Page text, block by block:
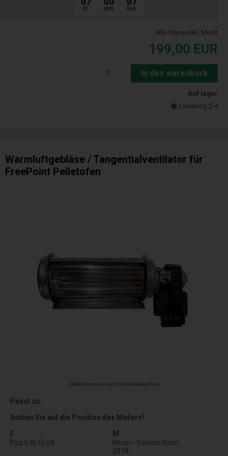
ST. MIN. SEK.
Alle Preise inkl. MwSt
199,00 EUR
In den warenkorb
Auf lager
Lieferung 2-4
Warmluftgebläse / Tangentialventilator für
FreePoint Pelletofen
Bilder können je nach Modell abweichen
Passt zu:
Achten Sie auf die Position des Motors!
F
Flos 6 BI-FLUX
M
Moon - Version from
2018